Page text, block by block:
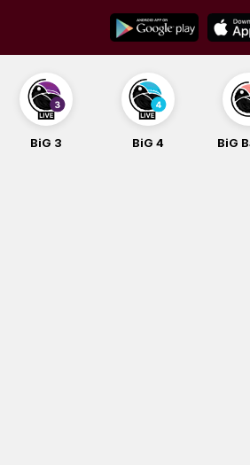
content
BiG 3 BiG 4 BiG